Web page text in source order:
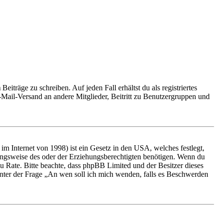
zu schreiben. Auf jeden Fall erhältst du als registriertes
Versand an andere Mitglieder, Beitritt zu Benutzergruppen und
Internet von 1998) ist ein Gesetz in den USA, welches festlegt,
des oder der Erziehungsberechtigten benötigen. Wenn du
Bitte beachte, dass phpBB Limited und der Besitzer dieses
der Frage „An wen soll ich mich wenden, falls es Beschwerden